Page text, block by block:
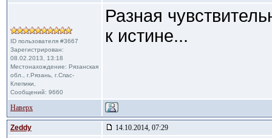
ID пользователя #3667
Зарегистрирован:
08.02.2013, 13:18
Местонахождение: Рязанская
обл., г.Рязань, г.Спас-
Клепики,
Сообщений: 9660
Разная
к истине...
Наверх
Zeddy 14.10.2014, 07:29